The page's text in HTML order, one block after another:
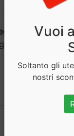
Vuoi
Soltanto gli
nostri